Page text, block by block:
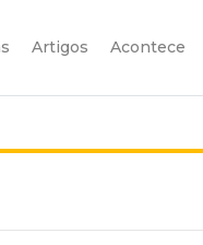
Artigos Acontece